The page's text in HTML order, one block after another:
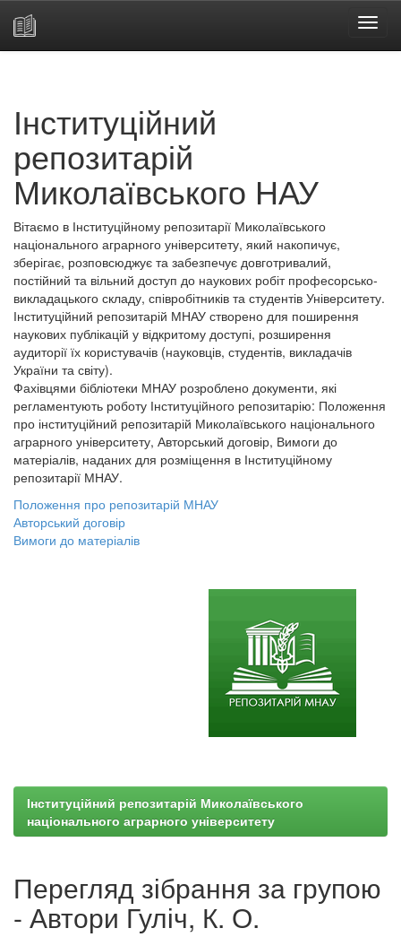
Інституційний
репозитарій
Миколаївського НАУ
Вітаємо в Інституційному репозитарії Миколаївського
національного аграрного університету, який накопичує,
зберігає, розповсюджує та забезпечує довготривалий,
постійний та вільний доступ до наукових робіт професорсько-
викладацького складу, співробітників та студентів Університету.
Інституційний репозитарій МНАУ створено для поширення
наукових публікацій у відкритому доступі, розширення
аудиторії їх користувачів (науковців, студентів, викладачів
України та світу).
Фахівцями бібліотеки МНАУ розроблено документи, які
регламентують роботу Інституційного репозитарію: Положення
про інституційний репозитарій Миколаївського національного
аграрного університету, Авторський договір, Вимоги до
матеріалів, наданих для розміщення в Інституційному
репозитарії МНАУ.
Положення про репозитарій МНАУ
Авторський договір
Вимоги до матеріалів
Інституційний репозитарій Миколаївського
національного аграрного університету
Перегляд зібрання за групою
- Автори Гуліч, К. О.